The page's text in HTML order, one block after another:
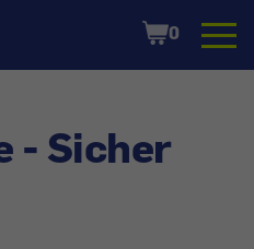
Shopping
Cart
0
- Sicher